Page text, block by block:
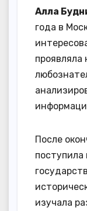
Алла
года в
После
поступила
изучала